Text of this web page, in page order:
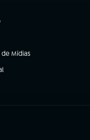
aba)
Mídias
aba)